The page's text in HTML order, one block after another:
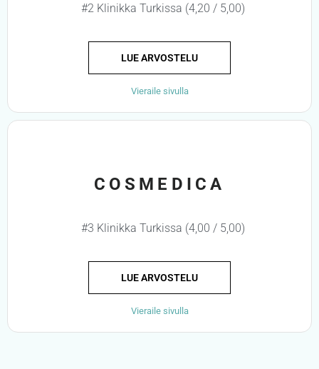
#2 Klinikka Turkissa (4,20 / 5,00)
LUE ARVOSTELU
Vieraile sivulla
COSMEDICA
#3 Klinikka Turkissa (4,00 / 5,00)
LUE ARVOSTELU
Vieraile sivulla